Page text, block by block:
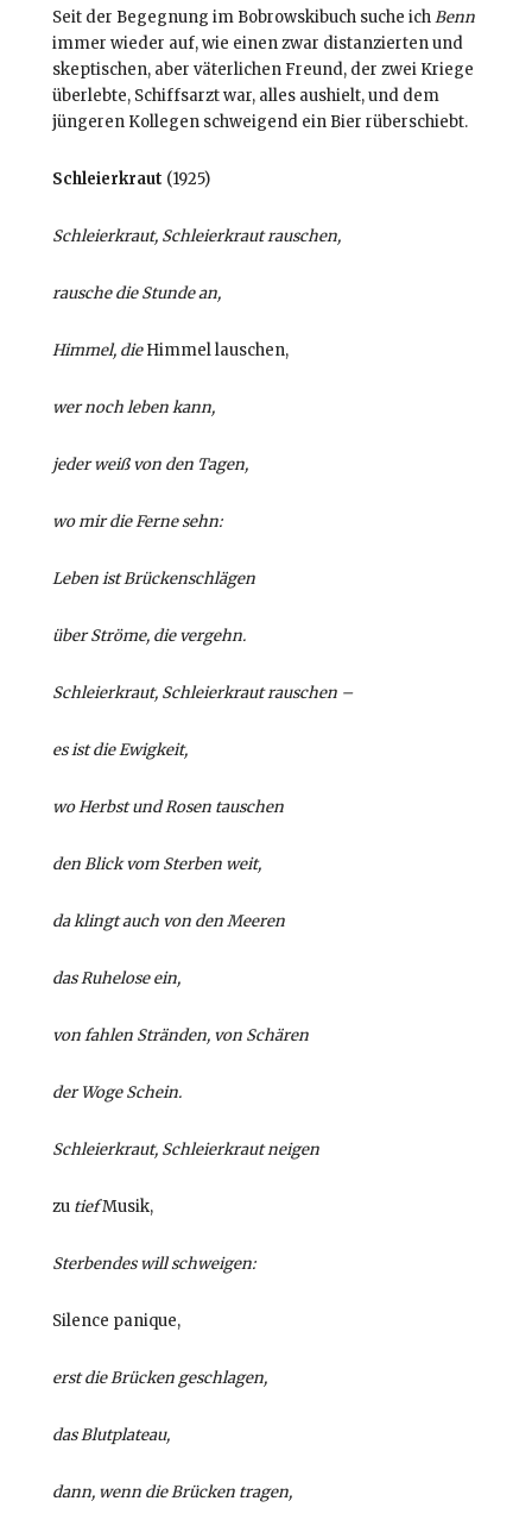
Seit der Begegnung im Bobrowskibuch suche ichBenn
immer wieder auf, wie einen zwar distanzierten und
skeptischen, aber väterlichen Freund, der zwei Kriege
überlebte, Schiffsarzt war, alles aushielt, und dem
jüngeren Kollegen schweigend ein Bier rüberschiebt.
Schleierkraut (1925)
Schleierkraut, Schleierkraut rauschen,
rausche die Stunde an,
Himmel, dieHimmel lauschen,
wer noch leben kann,
jeder weiß von den Tagen,
wo mir die Ferne sehn:
Leben ist Brückenschlägen
über Ströme, die vergehn.
Schleierkraut, Schleierkraut rauschen –
es ist die Ewigkeit,
wo Herbst und Rosen tauschen
den Blick vom Sterben weit,
da klingt auch von den Meeren
das Ruhelose ein,
von fahlen Stränden, von Schären
der Woge Schein.
Schleierkraut, Schleierkraut neigen
zu tiefMusik,
Sterbendes will schweigen:
Silence panique,
erst die Brücken geschlagen,
das Blutplateau,
dann, wenn die Brücken tragen,